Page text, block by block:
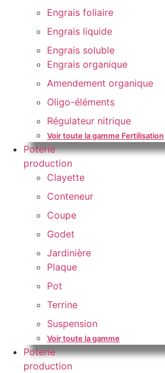
Engrais foliaire
Engrais liquide
Engrais soluble
Engrais organique
Amendement organique
Oligo-éléments
Régulateur nitrique
Voir toute la gamme Fertilisation
Poterie
production
Clayette
Conteneur
Coupe
Godet
Jardinière
Plaque
Pot
Terrine
Suspension
Voir toute la gamme
Poterie
production